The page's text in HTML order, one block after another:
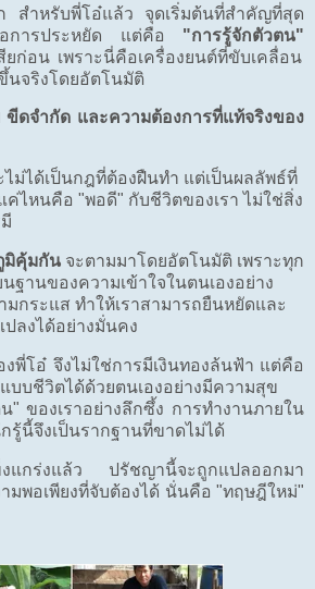
สำหรับพี่โอ๋แล้ว จุดเริ่มต้นที่สำคัญที่สุด
อการประหยัด แต่คือ "การรู้จักตัวตน"
สียก่อน เพราะนี่คือเครื่องยนต์ที่ขับเคลื่อน
นจริงโดยอัตโนมัติ
ขีดจำกัด และความต้องการที่แท้จริงของ
ไม่ได้เป็นกฎที่ต้องฝืนทำ แต่เป็นผลลัพธ์ที่
แค่ไหนคือ "พอดี" กับชีวิตของเรา ไม่ใช่สิ่ง
มิคุ้มกัน จะตามมาโดยอัตโนมัติ เพราะทุก
ฐานของความเข้าใจในตนเองอย่าง
มกระแส ทำให้เราสามารถยืนหยัดและ
ลงได้อย่างมั่นคง
พี่โอ๋ จึงไม่ใช่การมีเงินทองล้นฟ้า แต่คือ
บบชีวิตได้ด้วยตนเองอย่างมีความสุข
น" ของเราอย่างลึกซึ้ง การทำงานภายใน
รู้นี้จึงเป็นรากฐานที่ขาดไม่ได้
งแกร่งแล้ว ปรัชญานี้จะถูกแปลออกมา
มพอเพียงที่จับต้องได้ นั่นคือ "ทฤษฎีใหม่"